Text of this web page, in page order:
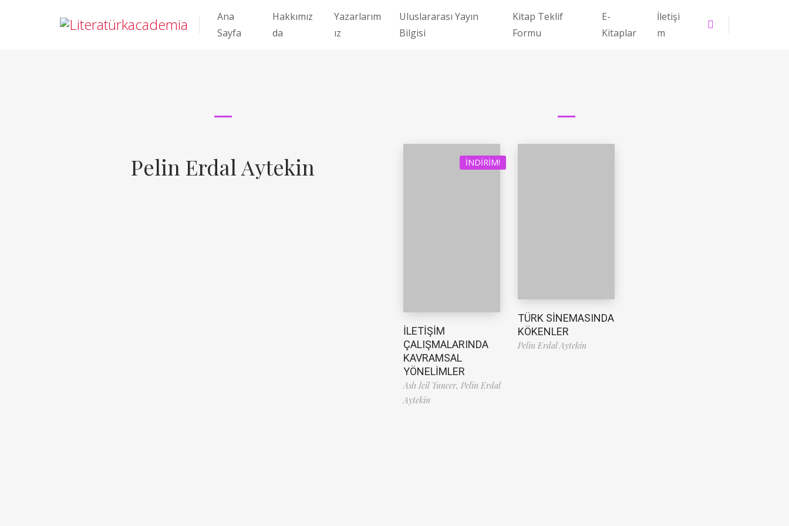
Ana
Sayfa
Hakkımız
da
Yazarlarım
ız
Uluslararası Yayın
Bilgisi
Kitap Teklif
Formu
E-
Kitaplar
İletişi
m
Pelin Erdal Aytekin İNDIRIM!
İLETİŞİM
ÇALIŞMALARINDA
KAVRAMSAL
YÖNELİMLER
Aslı İcil Tuncer, Pelin Erdal
Aytekin
TÜRK SİNEMASINDA
KÖKENLER
Pelin Erdal Aytekin